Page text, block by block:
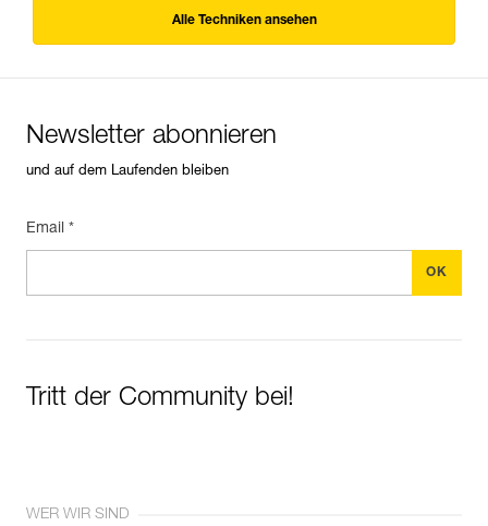
Alle Techniken ansehen
Newsletter abonnieren
und auf dem Laufenden bleiben
Email *
Tritt der Community bei!
WER WIR SIND